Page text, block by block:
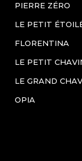
PIERRE ZÉRO
LE PETIT
FLORENTINA
LE PETIT
LE GRAND
OPIA